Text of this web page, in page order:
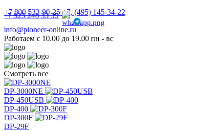
+7 800 533-90-25 +7, (495) 145-34-22
+7 925 248 33 35
info@pioneer-online.ru
Работаем с 10.00 до 19.00 пн - вс
Смотреть все
DP-3000NE
DP-450USB
DP-400
DP-300F
DP-29F